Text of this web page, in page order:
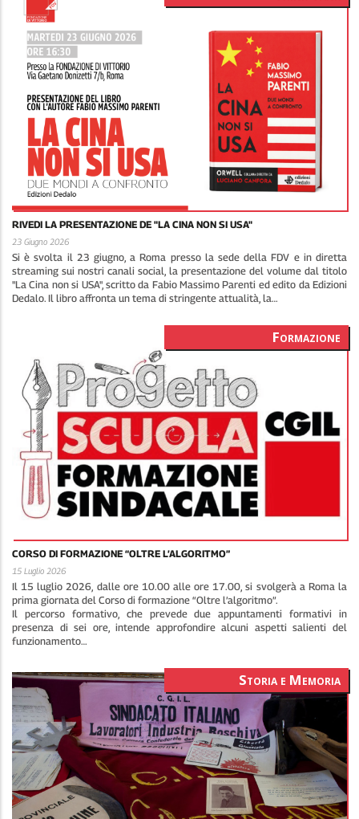
RIVEDI LA PRESENTAZIONE DE "LA CINA NON SI USA"
23 Giugno 2026
Si è svolta il 23 giugno, a Roma presso la sede della FDV e in diretta
streaming sui nostri canali social, la presentazione del volume dal titolo
"La Cina non si USA", scritto da Fabio Massimo Parenti ed edito da Edizioni
Dedalo. Il libro affronta un tema di stringente attualità, la…
Formazione
CORSO DI FORMAZIONE “OLTRE L’ALGORITMO”
15 Luglio 2026
Il 15 luglio 2026, dalle ore 10.00 alle ore 17.00, si svolgerà a Roma la
prima giornata del Corso di formazione “Oltre l’algoritmo”.
Il percorso formativo, che prevede due appuntamenti formativi in
presenza di sei ore, intende approfondire alcuni aspetti salienti del
funzionamento…
Storia e Memoria